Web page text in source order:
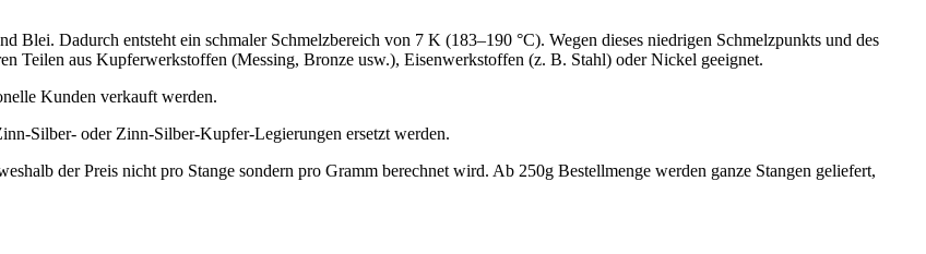
Blei. Dadurch entsteht ein schmaler Schmelzbereich von 7 K (183–190 °C). Wegen dieses niedrigen Schmelzpunkts und des
Teilen aus Kupferwerkstoffen (Messing, Bronze usw.), Eisenwerkstoffen (z. B. Stahl) oder Nickel geeignet.
Kunden verkauft werden.
Silber- oder Zinn-Silber-Kupfer-Legierungen ersetzt werden.
der Preis nicht pro Stange sondern pro Gramm berechnet wird. Ab 250g Bestellmenge werden ganze Stangen geliefert,